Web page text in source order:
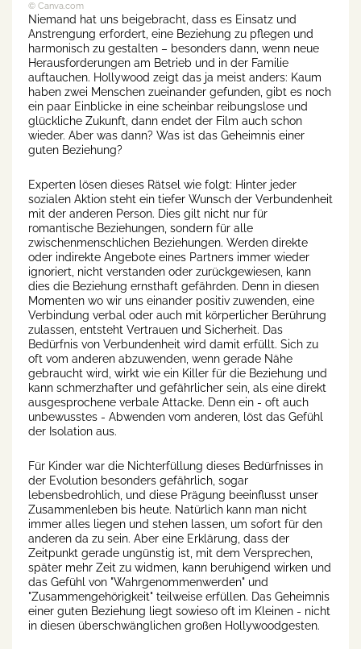
© Canva.com
Niemand hat uns beigebracht, dass es Einsatz und
Anstrengung erfordert, eine Beziehung zu pflegen und
harmonisch zu gestalten – besonders dann, wenn neue
Herausforderungen am Betrieb und in der Familie
auftauchen. Hollywood zeigt das ja meist anders: Kaum
haben zwei Menschen zueinander gefunden, gibt es noch
ein paar Einblicke in eine scheinbar reibungslose und
glückliche Zukunft, dann endet der Film auch schon
wieder. Aber was dann? Was ist das Geheimnis einer
guten Beziehung?
Experten lösen dieses Rätsel wie folgt: Hinter jeder
sozialen Aktion steht ein tiefer Wunsch der Verbundenheit
mit der anderen Person. Dies gilt nicht nur für
romantische Beziehungen, sondern für alle
zwischenmenschlichen Beziehungen. Werden direkte
oder indirekte Angebote eines Partners immer wieder
ignoriert, nicht verstanden oder zurückgewiesen, kann
dies die Beziehung ernsthaft gefährden. Denn in diesen
Momenten wo wir uns einander positiv zuwenden, eine
Verbindung verbal oder auch mit körperlicher Berührung
zulassen, entsteht Vertrauen und Sicherheit. Das
Bedürfnis von Verbundenheit wird damit erfüllt. Sich zu
oft vom anderen abzuwenden, wenn gerade Nähe
gebraucht wird, wirkt wie ein Killer für die Beziehung und
kann schmerzhafter und gefährlicher sein, als eine direkt
ausgesprochene verbale Attacke. Denn ein - oft auch
unbewusstes - Abwenden vom anderen, löst das Gefühl
der Isolation aus.
Für Kinder war die Nichterfüllung dieses Bedürfnisses in
der Evolution besonders gefährlich, sogar
lebensbedrohlich, und diese Prägung beeinflusst unser
Zusammenleben bis heute. Natürlich kann man nicht
immer alles liegen und stehen lassen, um sofort für den
anderen da zu sein. Aber eine Erklärung, dass der
Zeitpunkt gerade ungünstig ist, mit dem Versprechen,
später mehr Zeit zu widmen, kann beruhigend wirken und
das Gefühl von "Wahrgenommenwerden" und
"Zusammengehörigkeit" teilweise erfüllen. Das Geheimnis
einer guten Beziehung liegt sowieso oft im Kleinen - nicht
in diesen überschwänglichen großen Hollywoodgesten.